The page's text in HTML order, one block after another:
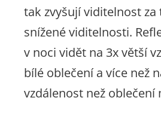
tak zvyšují viditelnost za
snížené viditelnosti.
v noci vidět na 3x větší
bílé oblečení a více než
vzdálenost než oblečení